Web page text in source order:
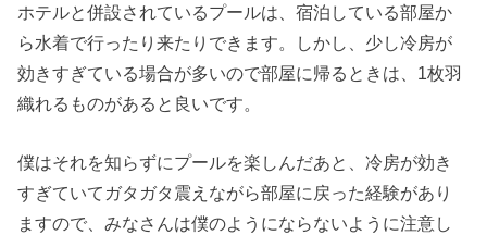
ホテルと併設されているプールは、宿泊している部屋か
ら水着で行ったり来たりできます。しかし、少し冷房が
効きすぎている場合が多いので部屋に帰るときは、1枚羽
織れるものがあると良いです。
僕はそれを知らずにプールを楽しんだあと、冷房が効き
すぎていてガタガタ震えながら部屋に戻った経験があり
ますので、みなさんは僕のようにならないように注意し